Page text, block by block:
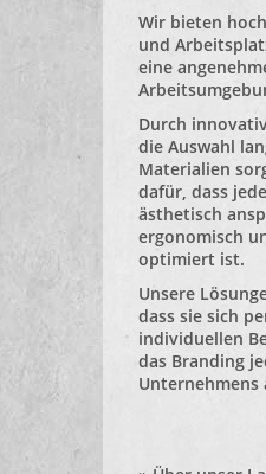
Wir bieten
und
eine
Durch
die Auswahl
Materialien
dafür, dass
ästhetisch
ergonomisch
optimiert ist.
Unsere
dass sie sich
individuellen
das Branding
Unternehmens